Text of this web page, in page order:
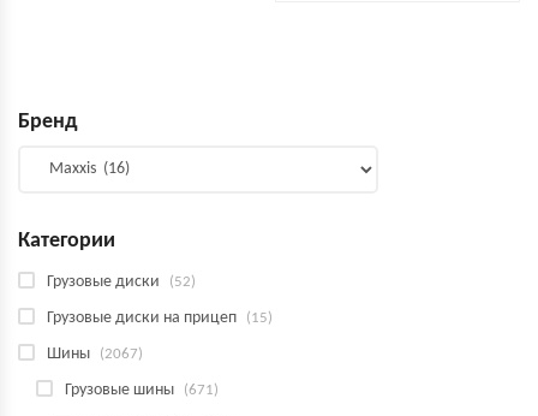
Бренд
Категории
Грузовые диски (52)
Грузовые диски на прицеп (15)
Шины (2067)
Грузовые шины (671)